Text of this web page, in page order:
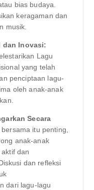
bias budaya.
keragaman dan
musik.
dan Inovasi:
Lagu
yang telah
penciptaan lagu-
oleh anak-anak
Secara
itu penting,
anak-anak
dan
dan refleksi
dari lagu-lagu